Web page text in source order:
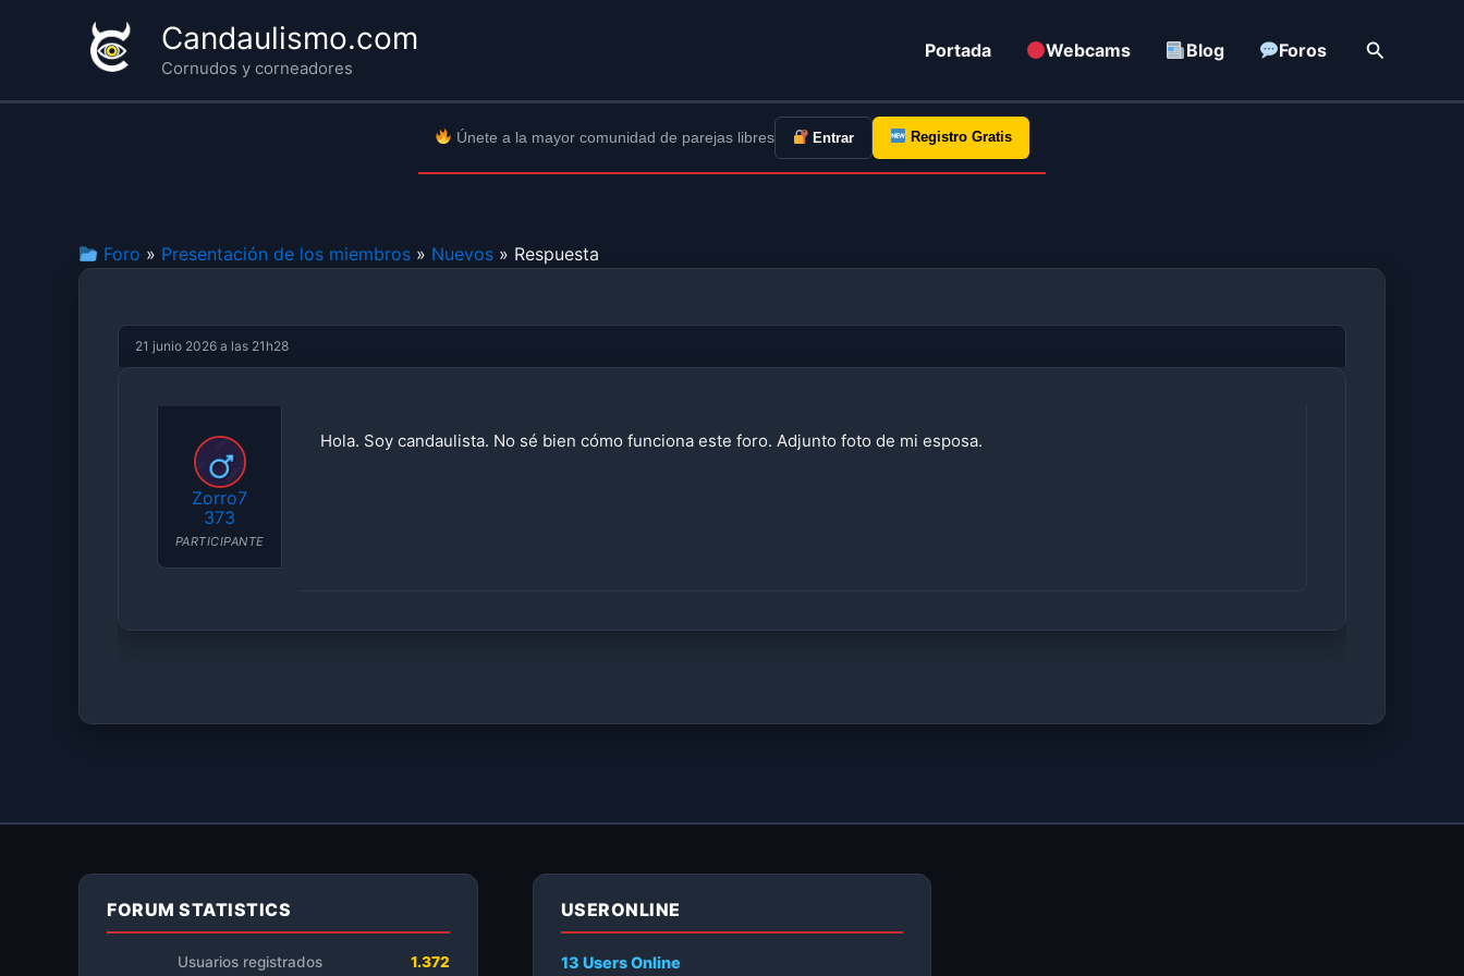
Candaulismo.com
Cornudos y corneadores
Portada Webcams Blog Foros Buscar
Únete a la mayor comunidad de parejas libres Entrar Registro Gratis
Foro » Presentación de los miembros » Nuevos » Respuesta
21 junio 2026 a las 21h28
Zorro7
373
PARTICIPANTE
Hola. Soy candaulista. No sé bien cómo funciona este foro. Adjunto foto de mi esposa.
FORUM STATISTICS
Usuarios registrados 1.372
USERONLINE
13 UsersOnline